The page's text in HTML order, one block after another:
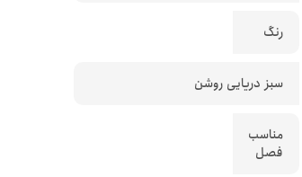
رنگ
سبز دریایی روشن
مناسب
فصل